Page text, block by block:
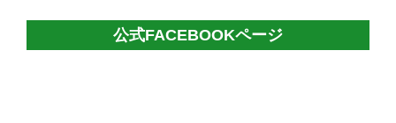
公式FACEBOOKページ